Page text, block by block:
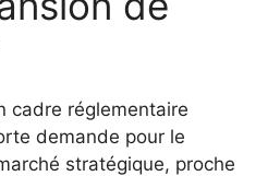
cadre réglementaire
demande pour le
stratégique, proche